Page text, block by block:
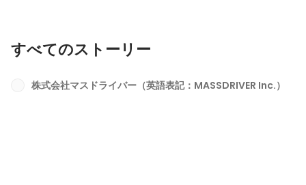
リー
すべてのストーリー
株式会社マスドライバー（英語表記：MASSDRIVER Inc.）